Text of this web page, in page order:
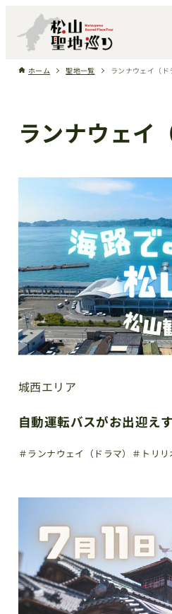
ホーム 聖地一覧 ランナウェイ（ド
ランナウェイ
自動運転バスがお出迎え
城西エリア
＃ランナウェイ（ドラマ） ＃トリリ